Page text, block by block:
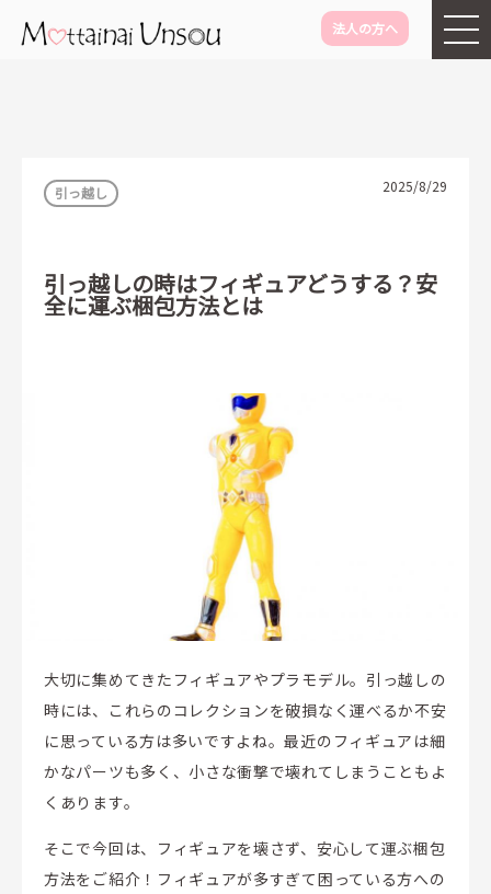
法人の方へ
引っ越し 2025/8/29
引っ越しの時はフィギュアどうする？安
全に運ぶ梱包方法とは
大切に集めてきたフィギュアやプラモデル。引っ越しの
時には、これらのコレクションを破損なく運べるか不安
に思っている方は多いですよね。最近のフィギュアは細
かなパーツも多く、小さな衝撃で壊れてしまうこともよ
くあります。
そこで今回は、フィギュアを壊さず、安心して運ぶ梱包
方法をご紹介！フィギュアが多すぎて困っている方への